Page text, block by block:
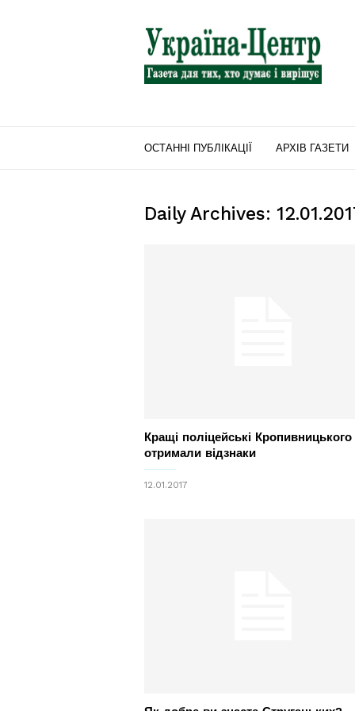
"Україна-
Центр"
ОСТАННІ ПУБЛІКАЦІЇ АРХІВ ГАЗЕТИ
Daily Archives:
Кращі поліцейські Кропивницького
отримали відзнаки
12.01.2017